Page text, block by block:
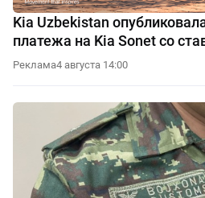
Kia Uzbekistan
платежа на Kia Sonet со
Реклама4 августа 14:00